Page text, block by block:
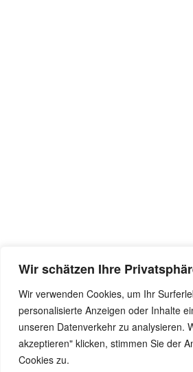
Wir schätzen Ihre
Wir verwenden Cookies, um Ihr
personalisierte Anzeigen oder Inhalte
unseren Datenverkehr zu analysieren.
akzeptieren" klicken, stimmen Sie der
Cookies zu.